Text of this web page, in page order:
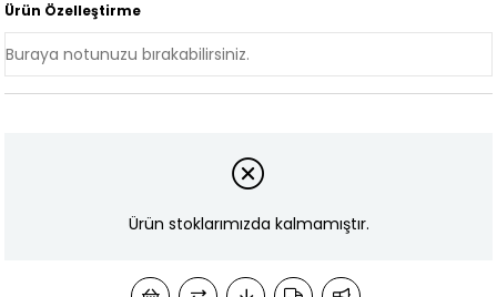
Ürün Özelleştirme
Ürün stoklarımızda kalmamıştır.